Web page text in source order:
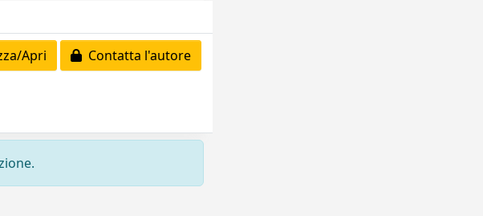
Apri Contatta l'autore